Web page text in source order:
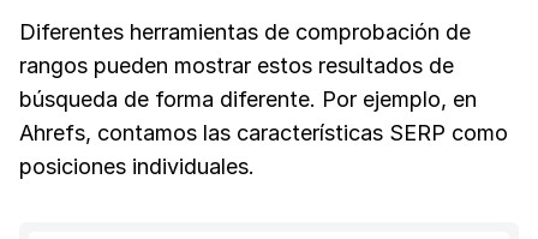
Diferentes herramientas de comprobación de
rangos pueden mostrar estos resultados de
búsqueda de forma diferente. Por ejemplo, en
Ahrefs, contamos las características SERP como
posiciones individuales.